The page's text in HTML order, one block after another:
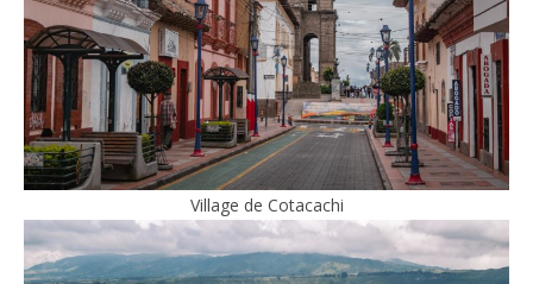
Village de Cotacachi